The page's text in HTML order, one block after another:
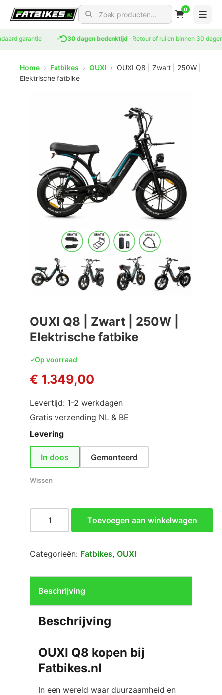
Search for products
0
garantie 30 dagen bedenktijd· Retour of ruilen binnen 30 dagen
Home › Fatbikes › OUXI › OUXI Q8 | Zwart | 250W |
Elektrische fatbike
OUXI Q8 | Zwart | 250W |
Elektrische fatbike
Op voorraad
€ 1.349,00
Levertijd: 1-2 werkdagen
Gratis verzending NL & BE
Levering
In doos Gemonteerd
Wissen
Zwart
250W
aantal
Toevoegen aan winkelwagen
Categorieën: Fatbikes, OUXI
Beschrijving
Beschrijving
OUXI Q8 kopen bij
Fatbikes.nl
In een wereld waar duurzaamheid en